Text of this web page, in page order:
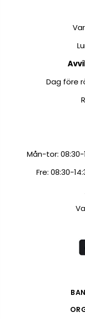
Dag före
Mån-tor: 08:30-
Fre: 08:30-